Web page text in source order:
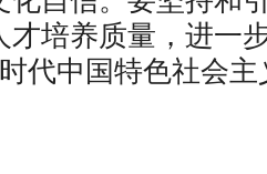
才培养质量，进一
代中国特色社会